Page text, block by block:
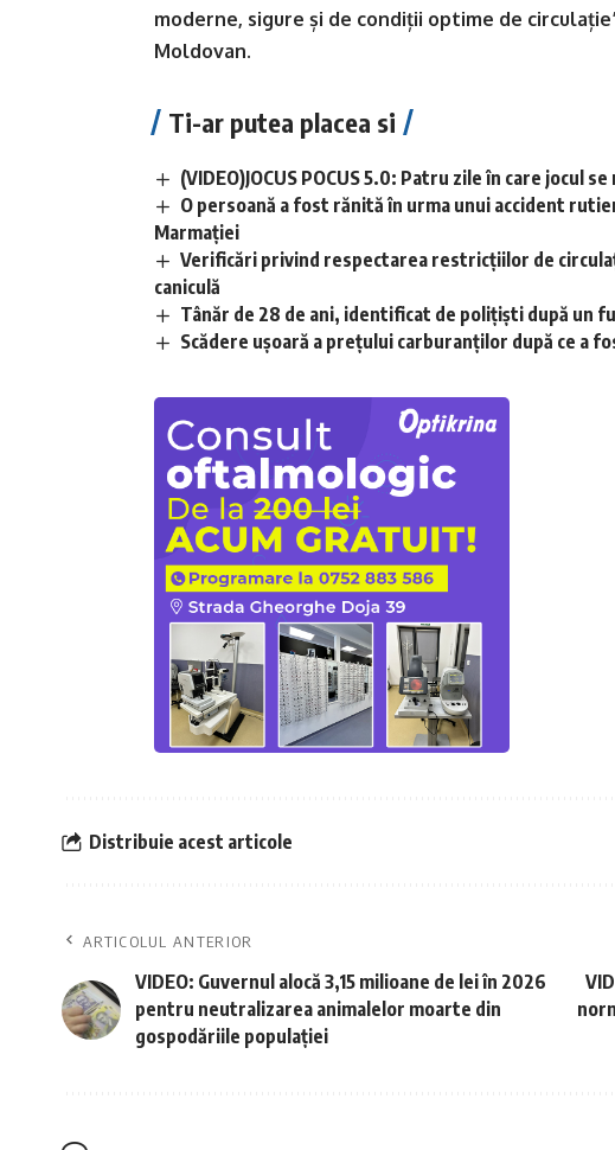
moderne, sigure și de condiții optime de
Moldovan.
Ti-ar putea placea si
(VIDEO)JOCUS POCUS 5.0: Patru zile în care jocul
O persoană a fost rănită în urma unui accident
Marmației
Verificări privind respectarea restricțiilor de
caniculă
Tânăr de 28 de ani, identificat de polițiști după un
Scădere ușoară a prețului carburanților după ce a
Distribuie acest articole
ARTICOLUL ANTERIOR
VIDEO: Guvernul alocă 3,15 milioane de lei în 2026
pentru neutralizarea animalelor moarte din
gospodăriile populației